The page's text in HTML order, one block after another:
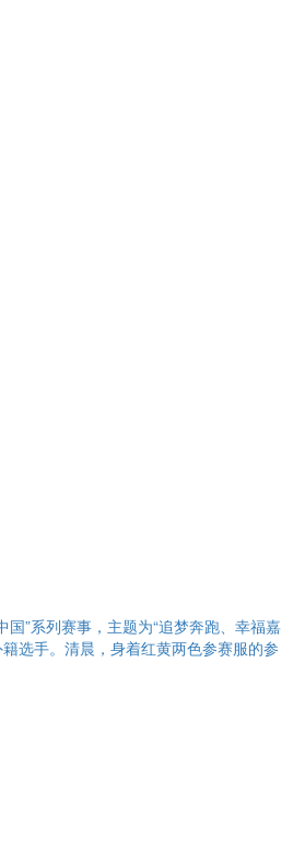
”系列赛事，主题为“追梦奔跑、幸福嘉
选手。清晨，身着红黄两色参赛服的参